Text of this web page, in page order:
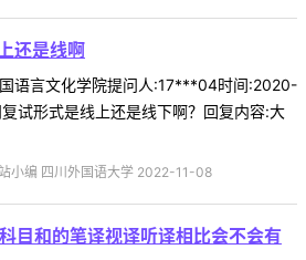
还是线啊
语言文化学院提问人:17***04时间:2020-
试形式是线上还是线下啊？回复内容:大
小编 四川外国语大学 2022-11-08
目和的笔译视译听译相比会不会有